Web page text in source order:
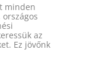
minden
az
Ez jövőnk